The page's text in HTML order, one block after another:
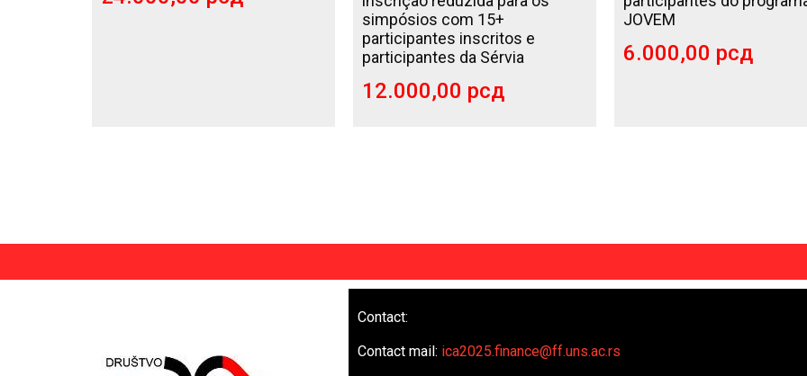
simpósios com 15+
participantes inscritos e
participantes da Sérvia
12.000,00 рсд
JOVEM
6.000,00 рсд
Contact:
Contact mail: ica2025.finance@ff.uns.ac.rs